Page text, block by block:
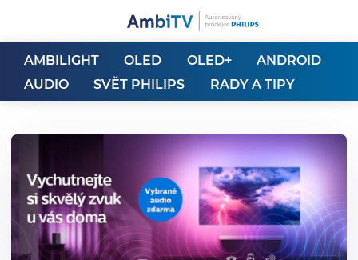
AMBILIGHT OLED OLED+
ANDROID
AUDIO
SVĚT PHILIPS RADY A TIPY